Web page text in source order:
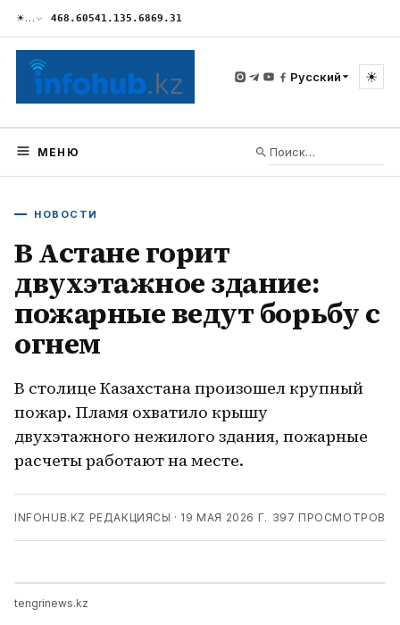
☀… 468.60541.135.6869.31
Русский ☀
МЕНЮ
НОВОСТИ
В Астане горит
двухэтажное здание:
пожарные ведут борьбу с
огнем
В столице Казахстана произошел крупный
пожар. Пламя охватило крышу
двухэтажного нежилого здания, пожарные
расчеты работают на месте.
INFOHUB.KZ РЕДАКЦИЯСЫ · 19 МАЯ 2026 Г. 397 ПРОСМОТРОВ
tengrinews.kz